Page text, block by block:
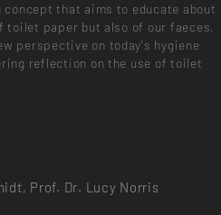
that aims to educate about
toilet paper but also of our faeces,
perspective on today's hygiene
reflection on the use of toilet
Prof. Dr. Lucy Norris